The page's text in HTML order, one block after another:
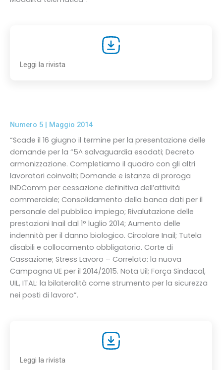
Leggi la rivista
Numero 5 | Maggio 2014
“Scade il 16 giugno il termine per la presentazione delle
domande per la “5^ salvaguardia esodati; Decreto
armonizzazione. Completiamo il quadro con gli altri
lavoratori coinvolti; Domande e istanze di proroga
INDComm per cessazione definitiva dell’attività
commerciale; Consolidamento della banca dati per il
personale del pubblico impiego; Rivalutazione delle
prestazioni Inail dal 1° luglio 2014; Aumento delle
indennità per il danno biologico. Circolare Inail; Tutela
disabili e collocamento obbligatorio. Corte di
Cassazione; Stress Lavoro – Correlato: la nuova
Campagna UE per il 2014/2015. Nota Uil; Força Sindacal,
UIL, ITAL: la bilateralità come strumento per la sicurezza
nei posti di lavoro”.
Leggi la rivista